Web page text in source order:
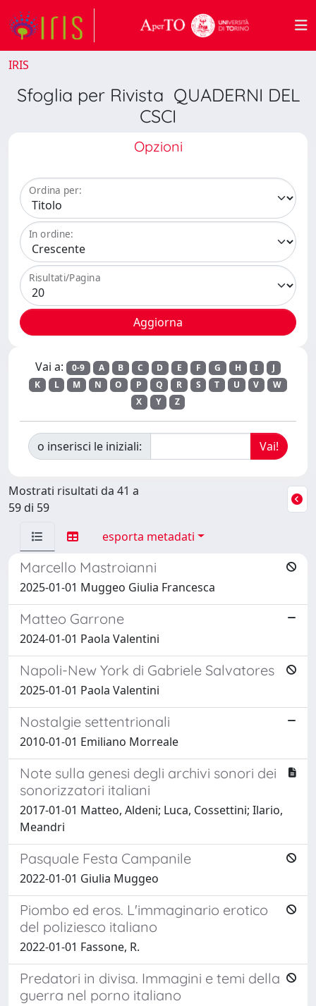
IRIS
Sfoglia per Rivista QUADERNI DEL
CSCI
Opzioni
Ordina per:
In ordine:
Risultati/Pagina
Vai a: 0-9 A B C D E F G H I
J
K
L M N O P Q R S T U V
W
X
Y Z
o inserisci le iniziali:
Mostrati risultati da 41 a
59 di 59
esporta metadati
Marcello Mastroianni
2025-01-01 Muggeo Giulia Francesca
Matteo Garrone
2024-01-01 Paola Valentini
Napoli-New York di Gabriele Salvatores
2025-01-01 Paola Valentini
Nostalgie settentrionali
2010-01-01 Emiliano Morreale
Note sulla genesi degli archivi sonori dei
sonorizzatori italiani
2017-01-01 Matteo, Aldeni; Luca, Cossettini; Ilario,
Meandri
Pasquale Festa Campanile
2022-01-01 Giulia Muggeo
Piombo ed eros. L'immaginario erotico
del poliziesco italiano
2022-01-01 Fassone, R.
Predatori in divisa. Immagini e temi della
guerra nel porno italiano